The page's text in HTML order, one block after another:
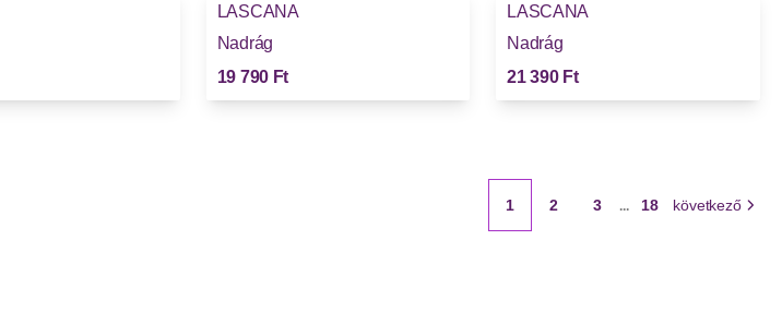
LASCANA
Nadrág
19 790 Ft
LASCANA
Nadrág
21 390 Ft
1 2 3 ... 18 következő